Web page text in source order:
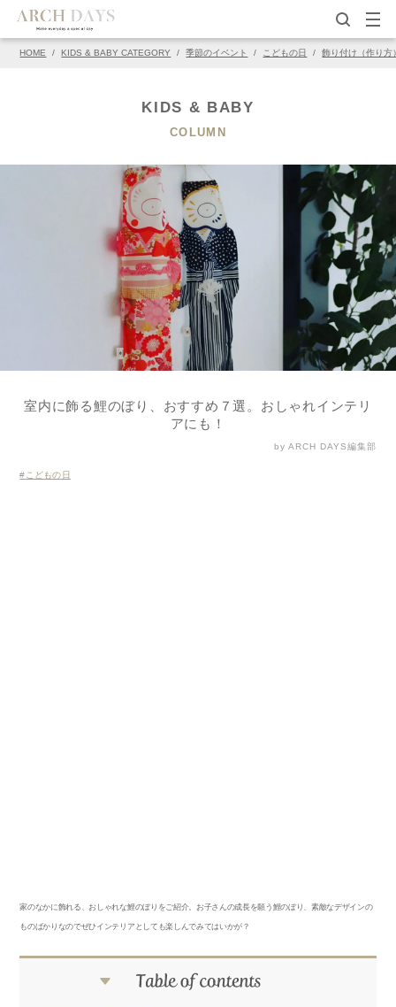
HOME / KIDS & BABY CATEGORY / 季節のイベント / こどもの日 / 飾り付け（作り方
KIDS & BABY
COLUMN
室内に飾る鯉のぼり、おすすめ７選。おしゃれインテリ
アにも！
by ARCH DAYS編集部
こどもの日
家のなかに飾れる、おしゃれな鯉のぼりをご紹介。お子さんの成長を願う鯉のぼり、素敵なデザインの
ものばかりなのでぜひインテリアとしても楽しんでみてはいかが？
▽この写真の元ページ